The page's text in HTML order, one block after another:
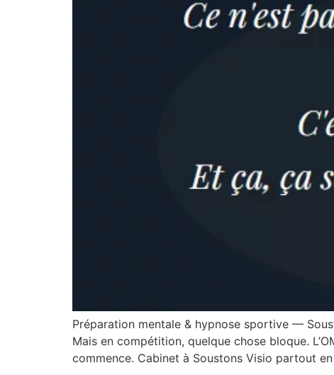
Préparation mentale & hypnose sportive —
Mais en compétition, quelque chose bloque.
commence. Cabinet à Soustons Visio partout